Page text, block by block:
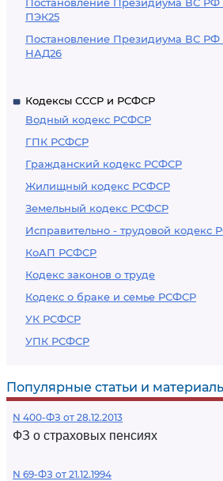
ПЭК25
Постановление Президиума ВС РФ
НАД26
Кодексы СССР и РСФСР
Водный кодекс РСФСР
ГПК РСФСР
Гражданский кодекс РСФСР
Жилищный кодекс РСФСР
Земельный кодекс РСФСР
Исправительно - трудовой кодекс
КоАП РСФСР
Кодекс законов о труде
Кодекс о браке и семье РСФСР
УК РСФСР
УПК РСФСР
Популярные статьи и
N 400-ФЗ от 28.12.2013
ФЗ о страховых пенсиях
N 69-ФЗ от 21.12.1994